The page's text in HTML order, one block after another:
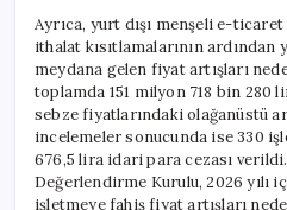
Ayrıca, yurt dışı menşeli e-
ithalat kısıtlamalarının
meydana gelen fiyat artışları
toplamda 151 milyon 718 bin 280
sebze fiyatlarındaki olağanüstü
incelemeler sonucunda ise 330
676,5 lira idari para cezası
Değerlendirme Kurulu, 2026 yılı
işletmeye fahiş fiyat artışları